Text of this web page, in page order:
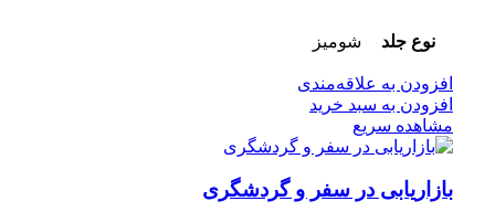
نوع جلد شومیز
افزودن به علاقه‌مندی
افزودن به سبد خرید
مشاهده سریع
بازاریابی در سفر و گردشگری